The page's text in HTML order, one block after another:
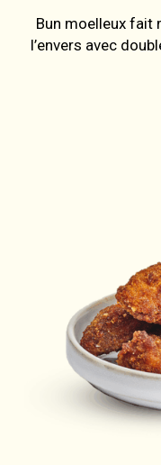
Bun moelleux fait
l’envers avec